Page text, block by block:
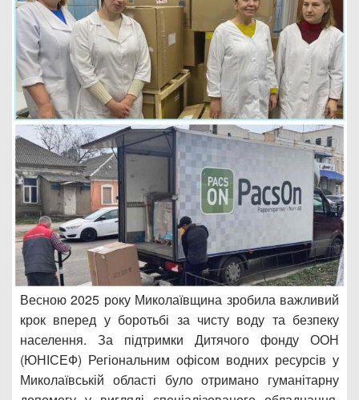
Весною 2025 року Миколаївщина зробила важливий
крок вперед у боротьбі за чисту воду та безпеку
населення. За підтримки Дитячого фонду ООН
(ЮНІСЕФ) Регіональним офісом водних ресурсів у
Миколаївській області було отримано гуманітарну